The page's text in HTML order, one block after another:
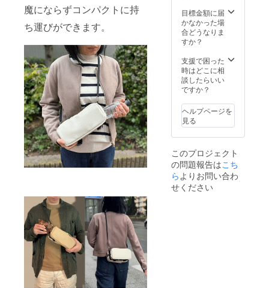
魔にならずコンパクトに持
ち運びができます。
目標金額に届
かなかった場
合どうなりま
すか？
支援で困った
時はどこに相
談したらいい
ですか？
ヘルプページを
見る
このプロジェクト
の問題報告はこち
らよりお問い合わ
せください